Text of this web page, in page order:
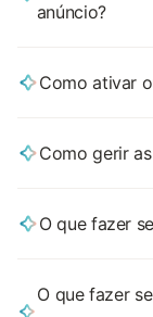
anúncio?
Como ativar
Como gerir
O que fazer
O que fazer